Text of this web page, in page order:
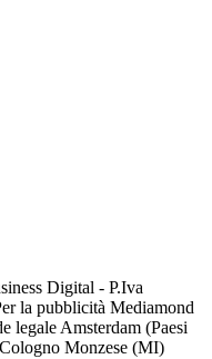
Digital - P.Iva
la pubblicità Mediamond
legale Amsterdam (Paesi
Monzese (MI)